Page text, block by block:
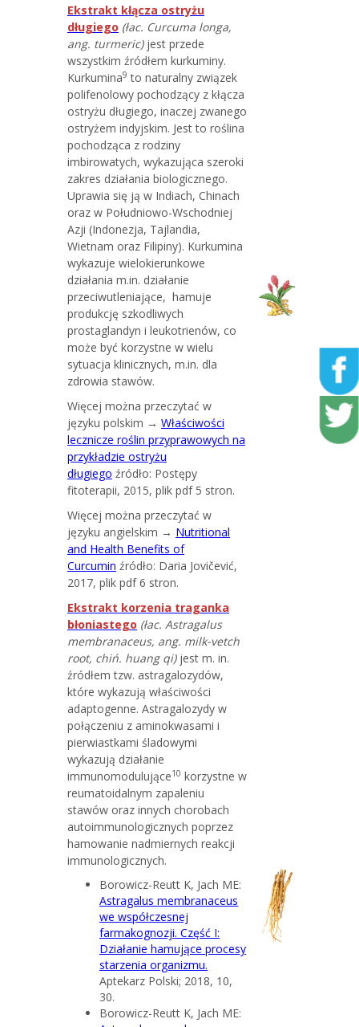
Ekstrakt kłącza ostryżu
długiego (łac. Curcuma longa,
ang. turmeric)jest przede
wszystkim źródłem kurkuminy.
Kurkumina9 to naturalny związek
polifenolowy pochodzący z kłącza
ostryżu długiego, inaczej zwanego
ostryżem indyjskim. Jest to roślina
pochodząca z rodziny
imbirowatych, wykazująca szeroki
zakres działania biologicznego.
Uprawia się ją w Indiach, Chinach
oraz w Południowo-Wschodniej
Azji (Indonezja, Tajlandia,
Wietnam oraz Filipiny). Kurkumina
wykazuje wielokierunkowe
działania m.in. działanie
przeciwutleniające, hamuje
produkcję szkodliwych
prostaglandyn i leukotrienów, co
może być korzystne w wielu
sytuacja klinicznych, m.in. dla
zdrowia stawów.
Więcej można przeczytać w
języku polskim → Właściwości
lecznicze roślin przyprawowych na
przykładzie ostryżu
długiego źródło: Postępy
fitoterapii, 2015, plik pdf 5 stron.
Więcej można przeczytać w
języku angielskim → Nutritional
and Health Benefits of
Curcumin źródło: Daria Jovičević,
2017, plik pdf 6 stron.
Ekstrakt korzenia traganka
błoniastego (łac. Astragalus
membranaceus, ang. milk-vetch
root, chiń. huang qi)jest m. in.
źródłem tzw. astragalozydów,
które wykazują właściwości
adaptogenne. Astragalozydy w
połączeniu z aminokwasami i
pierwiastkami śladowymi
wykazują działanie
immunomodulujące10 korzystne w
reumatoidalnym zapaleniu
stawów oraz innych chorobach
autoimmunologicznych poprzez
hamowanie nadmiernych reakcji
immunologicznych.
Borowicz-Reutt K, Jach ME:
Astragalus membranaceus
we współczesnej
farmakognozji. Część I:
Działanie hamujące procesy
starzenia organizmu.
Aptekarz Polski; 2018, 10,
30.
Borowicz-Reutt K, Jach ME: